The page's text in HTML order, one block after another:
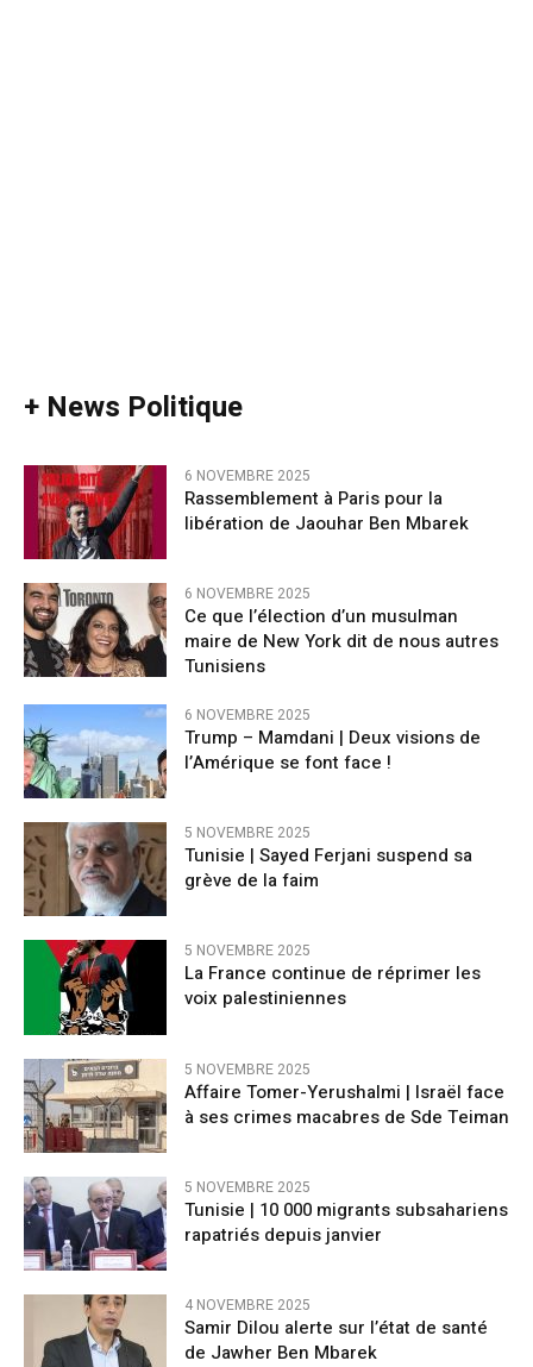
+ News Politique
6 NOVEMBRE 2025
Rassemblement à Paris pour la
libération de Jaouhar Ben Mbarek
6 NOVEMBRE 2025
Ce que l’élection d’un musulman
maire de New York dit de nous autres
Tunisiens
6 NOVEMBRE 2025
Trump – Mamdani | Deux visions de
l’Amérique se font face !
5 NOVEMBRE 2025
Tunisie | Sayed Ferjani suspend sa
grève de la faim
5 NOVEMBRE 2025
La France continue de réprimer les
voix palestiniennes
5 NOVEMBRE 2025
Affaire Tomer-Yerushalmi | Israël face
à ses crimes macabres de Sde Teiman
5 NOVEMBRE 2025
Tunisie | 10 000 migrants subsahariens
rapatriés depuis janvier
4 NOVEMBRE 2025
Samir Dilou alerte sur l’état de santé
de Jawher Ben Mbarek